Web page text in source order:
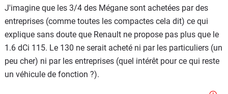
Reste à voir ce que donnera les versions hybrides.
J'imagine que les 3/4 des Mégane sont achetées par des
entreprises (comme toutes les compactes cela dit) ce qui
explique sans doute que Renault ne propose pas plus que le
1.6 dCi 115. Le 130 ne serait acheté ni par les particuliers (un
peu cher) ni par les entreprises (quel intérêt pour ce qui reste
un véhicule de fonction ?).